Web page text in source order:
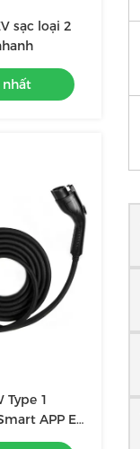
sạc loại 2
nhất
Type 1
APP EV
Sạc